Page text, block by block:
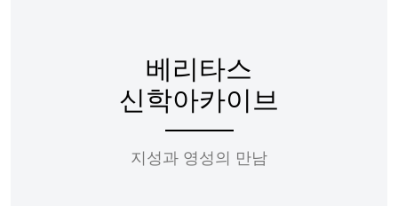
베리타스
신학아카이브
지성과 영성의 만남